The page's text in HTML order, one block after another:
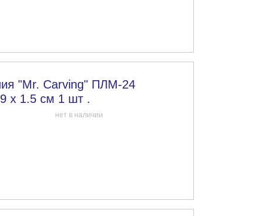
"Mr. Carving" ПЛМ-24
х 1.5 см 1 шт .
нет в наличии